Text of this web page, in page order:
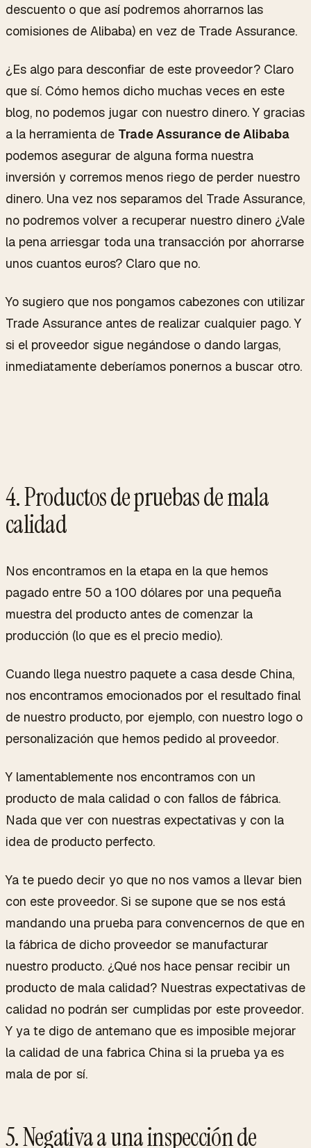
descuento o que así podremos ahorrarnos las
comisiones de Alibaba) en vez de Trade Assurance.
¿Es algo para desconfiar de este proveedor? Claro
que sí. Cómo hemos dicho muchas veces en este
blog, no podemos jugar con nuestro dinero. Y gracias
a la herramienta de Trade Assurance de Alibaba
podemos asegurar de alguna forma nuestra
inversión y corremos menos riego de perder nuestro
dinero. Una vez nos separamos del Trade Assurance,
no podremos volver a recuperar nuestro dinero ¿Vale
la pena arriesgar toda una transacción por ahorrarse
unos cuantos euros? Claro que no.
Yo sugiero que nos pongamos cabezones con utilizar
Trade Assurance antes de realizar cualquier pago. Y
si el proveedor sigue negándose o dando largas,
inmediatamente deberíamos ponernos a buscar otro.
4. Productos de pruebas de mala
calidad
Nos encontramos en la etapa en la que hemos
pagado entre 50 a 100 dólares por una pequeña
muestra del producto antes de comenzar la
producción (lo que es el precio medio).
Cuando llega nuestro paquete a casa desde China,
nos encontramos emocionados por el resultado final
de nuestro producto, por ejemplo, con nuestro logo o
personalización que hemos pedido al proveedor.
Y lamentablemente nos encontramos con un
producto de mala calidad o con fallos de fábrica.
Nada que ver con nuestras expectativas y con la
idea de producto perfecto.
Ya te puedo decir yo que no nos vamos a llevar bien
con este proveedor. Si se supone que se nos está
mandando una prueba para convencernos de que en
la fábrica de dicho proveedor se manufacturar
nuestro producto. ¿Qué nos hace pensar recibir un
producto de mala calidad? Nuestras expectativas de
calidad no podrán ser cumplidas por este proveedor.
Y ya te digo de antemano que es imposible mejorar
la calidad de una fabrica China si la prueba ya es
mala de por sí.
5. Negativa a una inspección de